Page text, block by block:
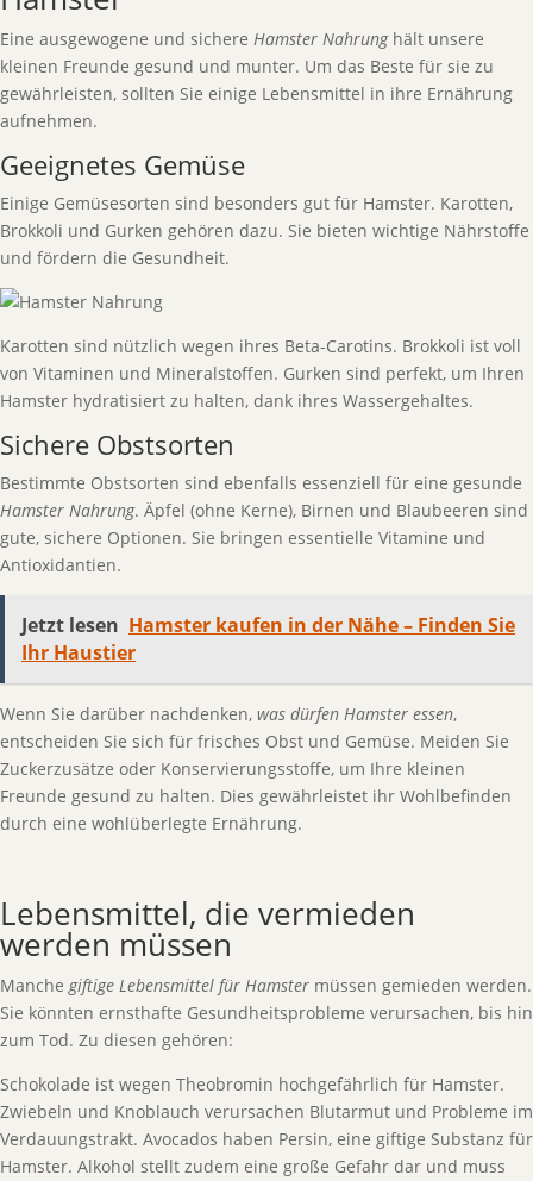
Eine ausgewogene und sichere Hamster Nahrunghält unsere
kleinen Freunde gesund und munter. Um das Beste für sie zu
gewährleisten, sollten Sie einige Lebensmittel in ihre Ernährung
aufnehmen.
Geeignetes Gemüse
Einige Gemüsesorten sind besonders gut für Hamster. Karotten,
Brokkoli und Gurken gehören dazu. Sie bieten wichtige Nährstoffe
und fördern die Gesundheit.
Karotten sind nützlich wegen ihres Beta-Carotins. Brokkoli ist voll
von Vitaminen und Mineralstoffen. Gurken sind perfekt, um Ihren
Hamster hydratisiert zu halten, dank ihres Wassergehaltes.
Sichere Obstsorten
Bestimmte Obstsorten sind ebenfalls essenziell für eine gesunde
Hamster Nahrung. Äpfel (ohne Kerne), Birnen und Blaubeeren sind
gute, sichere Optionen. Sie bringen essentielle Vitamine und
Antioxidantien.
Jetzt lesen Hamster kaufen in der Nähe – Finden Sie
Ihr Haustier
Wenn Sie darüber nachdenken, was dürfen Hamster essen,
entscheiden Sie sich für frisches Obst und Gemüse. Meiden Sie
Zuckerzusätze oder Konservierungsstoffe, um Ihre kleinen
Freunde gesund zu halten. Dies gewährleistet ihr Wohlbefinden
durch eine wohlüberlegte Ernährung.
Lebensmittel, die vermieden
werden müssen
Manchegiftige Lebensmittel für Hamster müssen gemieden werden.
Sie könnten ernsthafte Gesundheitsprobleme verursachen, bis hin
zum Tod. Zu diesen gehören:
Schokolade ist wegen Theobromin hochgefährlich für Hamster.
Zwiebeln und Knoblauch verursachen Blutarmut und Probleme im
Verdauungstrakt. Avocados haben Persin, eine giftige Substanz für
Hamster. Alkohol stellt zudem eine große Gefahr dar und muss